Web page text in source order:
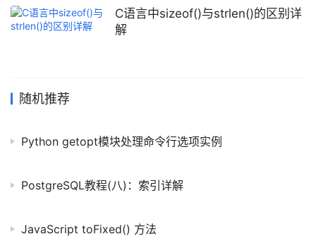
C语言中sizeof()与strlen()的区别详
解
随机推荐
Python getopt模块处理命令行选项实例
PostgreSQL教程(八)：索引详解
JavaScript toFixed() 方法